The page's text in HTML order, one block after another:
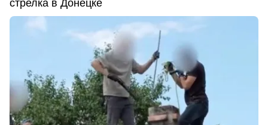
стрелка в Донецке